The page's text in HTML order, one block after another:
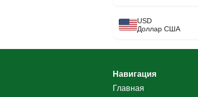
USD
Доллар США
Навигация
Главная